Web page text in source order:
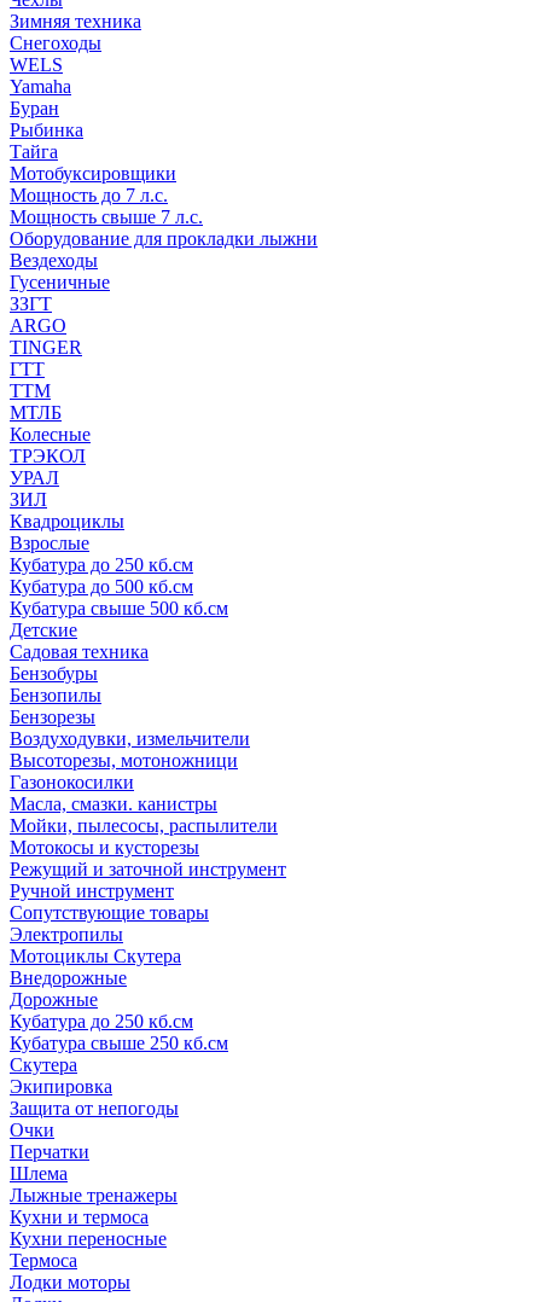
Зимняя техника
Снегоходы
WELS
Yamaha
Буран
Рыбинка
Тайга
Мотобуксировщики
Мощность до 7 л.с.
Мощность свыше 7 л.с.
Оборудование для прокладки лыжни
Вездеходы
Гусеничные
ЗЗГТ
ARGO
TINGER
ГТТ
ТТМ
МТЛБ
Колесные
ТРЭКОЛ
УРАЛ
ЗИЛ
Квадроциклы
Взрослые
Кубатура до 250 кб.см
Кубатура до 500 кб.см
Кубатура свыше 500 кб.см
Детские
Садовая техника
Бензобуры
Бензопилы
Бензорезы
Воздуходувки, измельчители
Высоторезы, мотоножници
Газонокосилки
Масла, смазки. канистры
Мойки, пылесосы, распылители
Мотокосы и кусторезы
Режущий и заточной инструмент
Ручной инструмент
Сопутствующие товары
Электропилы
Мотоциклы Скутера
Внедорожные
Дорожные
Кубатура до 250 кб.см
Кубатура свыше 250 кб.см
Скутера
Экипировка
Защита от непогоды
Очки
Перчатки
Шлема
Лыжные тренажеры
Кухни и термоса
Кухни переносные
Термоса
Лодки моторы